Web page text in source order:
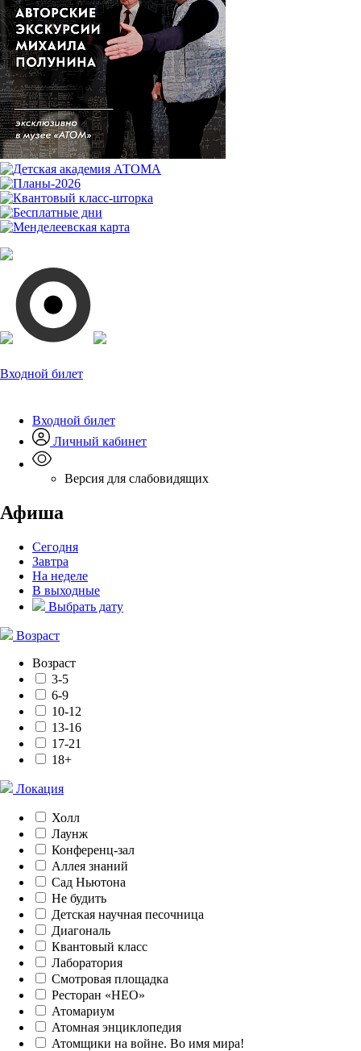
Входной билет
Входной билет
Личный кабинет
Версия для слабовидящих
Афиша
Сегодня
Завтра
На неделе
В выходные
Выбрать дату
Возраст
Возраст
3-5
6-9
10-12
13-16
17-21
18+
Локация
Холл
Лаунж
Конференц-зал
Аллея знаний
Сад Ньютона
Не будить
Детская научная песочница
Диагональ
Квантовый класс
Лаборатория
Смотровая площадка
Ресторан «НЕО»
Атомариум
Атомная энциклопедия
Атомщики на войне. Во имя мира!